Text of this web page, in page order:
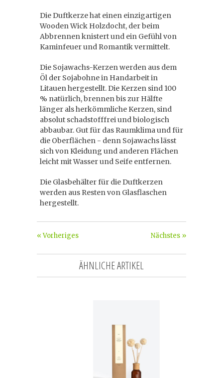
Die Duftkerze hat einen einzigartigen
Wooden Wick Holzdocht, der beim
Abbrennen knistert und ein Gefühl von
Kaminfeuer und Romantik vermittelt.
Die Sojawachs-Kerzen werden aus dem
Öl der Sojabohne in Handarbeit in
Litauen hergestellt. Die Kerzen sind 100
% natürlich, brennen bis zur Hälfte
länger als herkömmliche Kerzen, sind
absolut schadstofffrei und biologisch
abbaubar. Gut für das Raumklima und für
die Oberflächen - denn Sojawachs lässt
sich von Kleidung und anderen Flächen
leicht mit Wasser und Seife entfernen.
Die Glasbehälter für die Duftkerzen
werden aus Resten von Glasflaschen
hergestellt.
Nächstes »
« Vorheriges
ÄHNLICHE ARTIKEL